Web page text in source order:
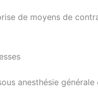
de moyens de
anesthésie